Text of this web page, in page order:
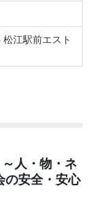
江駅前エスト
人・物・ネ
の安全・安心